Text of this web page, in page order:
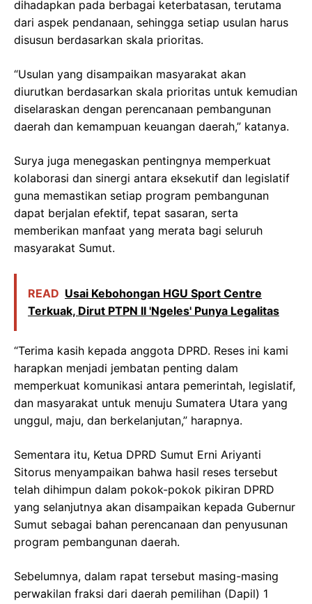
dihadapkan pada berbagai keterbatasan, terutama
dari aspek pendanaan, sehingga setiap usulan harus
disusun berdasarkan skala prioritas.
“Usulan yang disampaikan masyarakat akan
diurutkan berdasarkan skala prioritas untuk kemudian
diselaraskan dengan perencanaan pembangunan
daerah dan kemampuan keuangan daerah,” katanya.
Surya juga menegaskan pentingnya memperkuat
kolaborasi dan sinergi antara eksekutif dan legislatif
guna memastikan setiap program pembangunan
dapat berjalan efektif, tepat sasaran, serta
memberikan manfaat yang merata bagi seluruh
masyarakat Sumut.
READ Usai Kebohongan HGU Sport Centre
Terkuak, Dirut PTPN II 'Ngeles' Punya Legalitas
“Terima kasih kepada anggota DPRD. Reses ini kami
harapkan menjadi jembatan penting dalam
memperkuat komunikasi antara pemerintah, legislatif,
dan masyarakat untuk menuju Sumatera Utara yang
unggul, maju, dan berkelanjutan,” harapnya.
Sementara itu, Ketua DPRD Sumut Erni Ariyanti
Sitorus menyampaikan bahwa hasil reses tersebut
telah dihimpun dalam pokok-pokok pikiran DPRD
yang selanjutnya akan disampaikan kepada Gubernur
Sumut sebagai bahan perencanaan dan penyusunan
program pembangunan daerah.
Sebelumnya, dalam rapat tersebut masing-masing
perwakilan fraksi dari daerah pemilihan (Dapil) 1